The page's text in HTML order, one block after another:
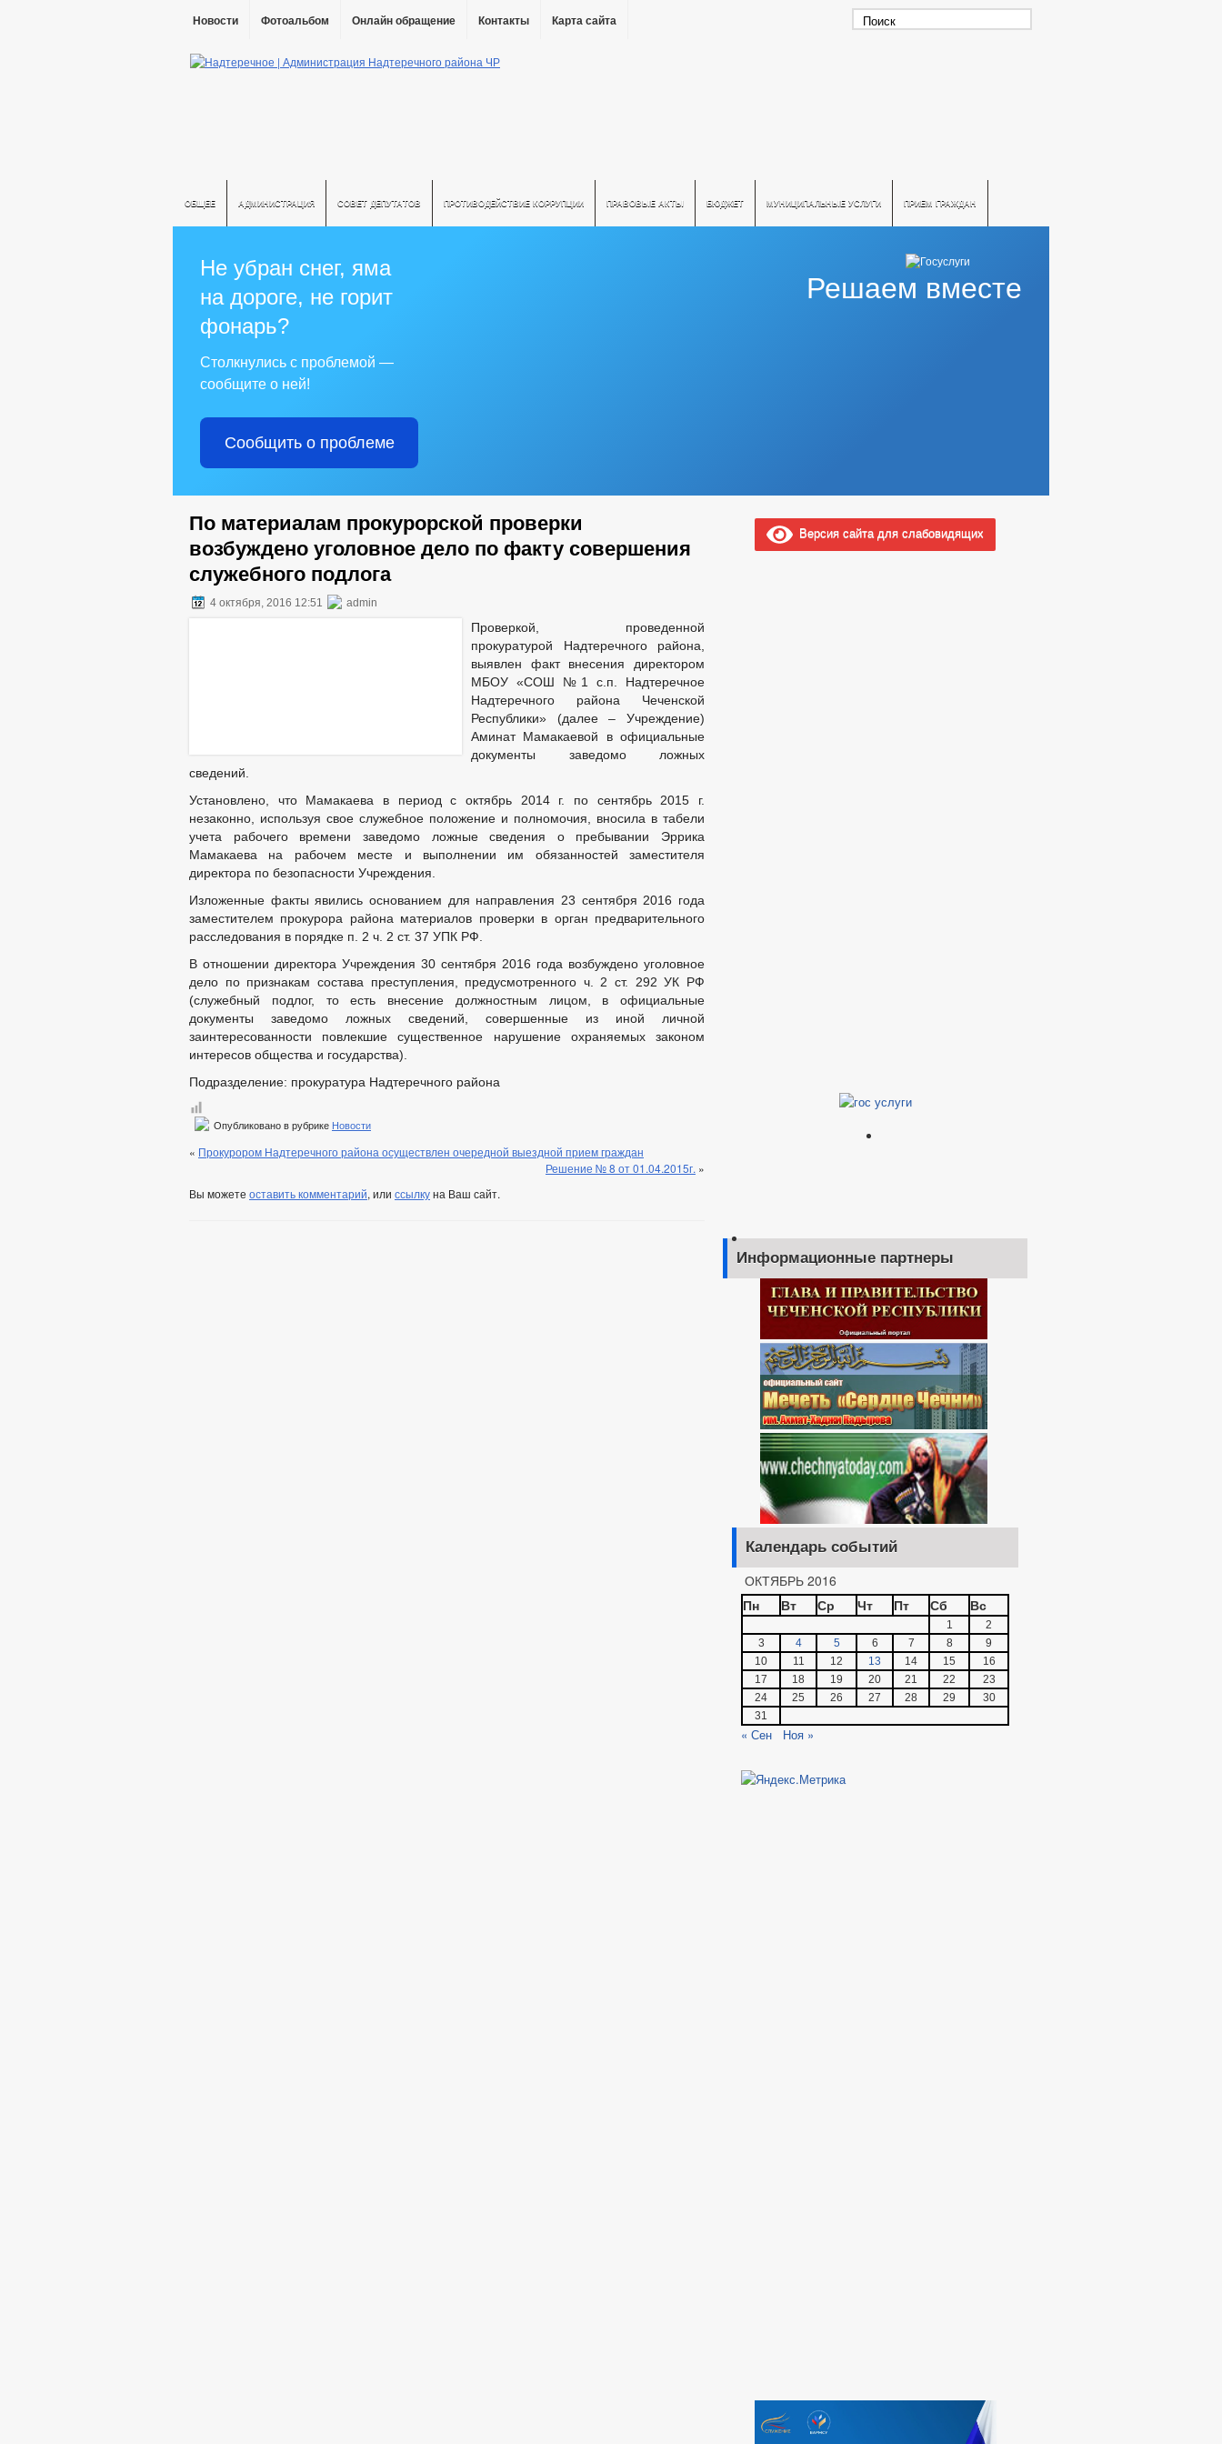
Новости Фотоальбом Онлайн обращение Контакты Карта сайта
ОБЩЕЕ АДМИНИСТРАЦИЯ СОВЕТ ДЕПУТАТОВ ПРОТИВОДЕЙСТВИЕ КОРРУПЦИИ ПРАВОВЫЕ АКТЫ БЮДЖЕТ МУНИЦИПАЛЬНЫЕ УСЛУГИ ПРИЕМ ГРАЖДАН
Решаем вместе
Не убран снег, яма
на дороге, не горит
фонарь?
Столкнулись с проблемой —
сообщите о ней!
Сообщить о проблеме
По материалам прокурорской проверки
возбуждено уголовное дело по факту совершения
служебного подлога
4 октября, 2016 12:51 admin
Проверкой, проведенной
прокуратурой Надтеречного района,
выявлен факт внесения директором
МБОУ «СОШ №1 с.п. Надтеречное
Надтеречного района Чеченской
Республики» (далее – Учреждение)
Аминат Мамакаевой в официальные
документы заведомо ложных
сведений.
Установлено, что Мамакаева в период с октябрь 2014 г. по сентябрь 2015 г.
незаконно, используя свое служебное положение и полномочия, вносила в табели
учета рабочего времени заведомо ложные сведения о пребывании Эррика
Мамакаева на рабочем месте и выполнении им обязанностей заместителя
директора по безопасности Учреждения.
Изложенные факты явились основанием для направления 23 сентября 2016 года
заместителем прокурора района материалов проверки в орган предварительного
расследования в порядке п. 2 ч. 2 ст. 37 УПК РФ.
В отношении директора Учреждения 30 сентября 2016 года возбуждено уголовное
дело по признакам состава преступления, предусмотренного ч. 2 ст. 292 УК РФ
(служебный подлог, то есть внесение должностным лицом, в официальные
документы заведомо ложных сведений, совершенные из иной личной
заинтересованности повлекшие существенное нарушение охраняемых законом
интересов общества и государства).
Подразделение: прокуратура Надтеречного района
Опубликовано в рубрике Новости
« Прокурором Надтеречного района осуществлен очередной выездной прием граждан
Решение № 8 от 01.04.2015г. »
Вы можете оставить комментарий, или ссылкуна Ваш сайт.
Версия сайта для слабовидящих
Информационные партнеры
Календарь событий
ОКТЯБРЬ 2016
Пн
Вт Ср Чт Пт Сб Вс
1
2
3
4 5 6 7 8
9
10
11 12 13 14 15
16
17
18 19 20 21 22
23
24
25 26 27 28 29
30
31
« Сен Ноя »